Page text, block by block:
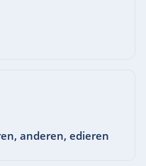
anderen, edieren